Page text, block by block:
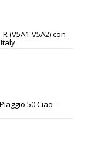
(V5A1-V5A2) con
50 Ciao -